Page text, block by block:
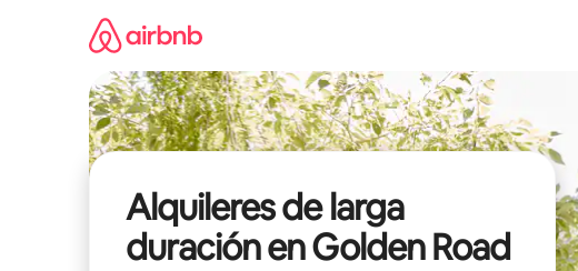
Alquileres de larga
duración en Golden Road